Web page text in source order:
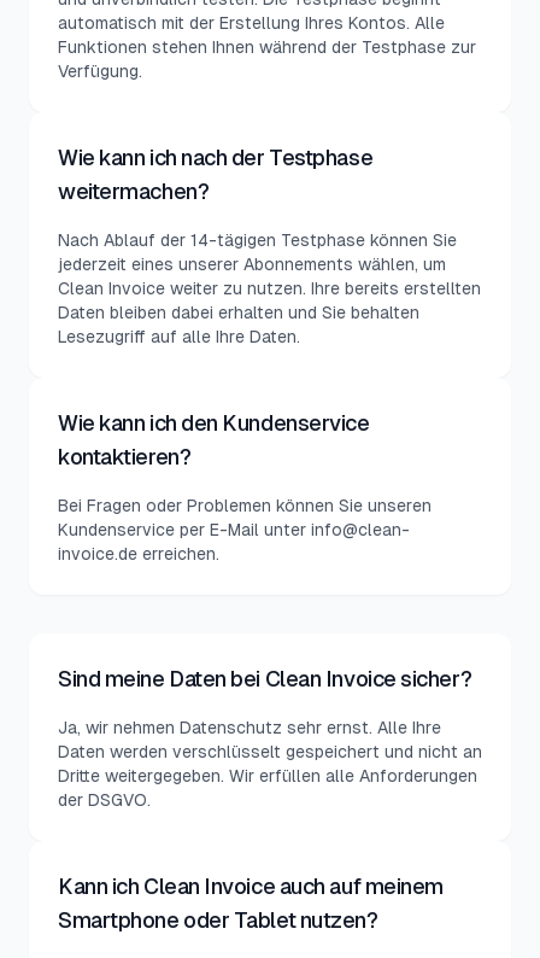
automatisch mit der Erstellung Ihres Kontos. Alle
Funktionen stehen Ihnen während der Testphase zur
Verfügung.
Wie kann ich nach der Testphase
weitermachen?
Nach Ablauf der 14-tägigen Testphase können Sie
jederzeit eines unserer Abonnements wählen, um
Clean Invoice weiter zu nutzen. Ihre bereits erstellten
Daten bleiben dabei erhalten und Sie behalten
Lesezugriff auf alle Ihre Daten.
Wie kann ich den Kundenservice
kontaktieren?
Bei Fragen oder Problemen können Sie unseren
Kundenservice per E-Mail unter info@clean-
invoice.de erreichen.
Sind meine Daten bei Clean Invoice sicher?
Ja, wir nehmen Datenschutz sehr ernst. Alle Ihre
Daten werden verschlüsselt gespeichert und nicht an
Dritte weitergegeben. Wir erfüllen alle Anforderungen
der DSGVO.
Kann ich Clean Invoice auch auf meinem
Smartphone oder Tablet nutzen?